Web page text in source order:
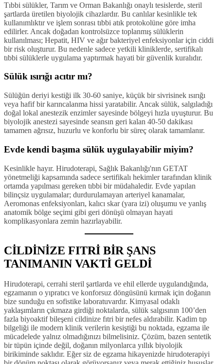
Tıbbi sülükler, Tarım ve Orman Bakanlığı onaylı tesislerde, steril
şartlarda üretilen biyolojik cihazlardır. Bu canlılar kesinlikle tek
kullanımlıktır ve işlem sonrası tıbbi atık protokolüne göre imha
edilirler. Ancak doğadan kontrolsüzce toplanmış sülüklerin
kullanılması; Hepatit, HIV ve ağır bakteriyel enfeksiyonlar için ciddi
bir risk oluşturur. Bu nedenle sadece yetkili kliniklerde, sertifikalı
tıbbi sülüklerle uygulama yaptırmak hayati bir güvenlik kuralıdır.
Sülük ısırığı acıtır mı?
Sülüğün deriyi kestiği ilk 30-60 saniye, küçük bir sivrisinek ısırığı
veya hafif bir karıncalanma hissi yaratabilir. Ancak sülük, salgıladığı
doğal lokal anestezik enzimler sayesinde bölgeyi hızla uyuşturur. Bu
biyolojik anestezi sayesinde seansın geri kalan 40-50 dakikası
tamamen ağrısız, huzurlu ve konforlu bir süreç olarak tamamlanır.
Evde kendi başıma sülük uygulayabilir miyim?
Kesinlikle hayır. Hirudoterapi, Sağlık Bakanlığı'nın GETAT
yönetmeliği kapsamında sadece sertifikalı hekimler tarafından klinik
ortamda yapılması gereken tıbbi bir müdahaledir. Evde yapılan
bilinçsiz uygulamalar; durdurulamayan arteriyel kanamalar,
Aeromonas enfeksiyonları, kalıcı skar (yara izi) oluşumu ve yanlış
anatomik bölge seçimi gibi geri dönüşü olmayan hayati
komplikasyonlara zemin hazırlayabilir.
CİLDİNİZE FITRİ BİR ŞANS
TANIMANIN VAKTİ GELDİ
Hirudoterapi, cerrahi steril şartlarda ve ehil ellerde uygulandığında,
egzamanın o yıpratıcı ve konforsuz döngüsünü kırmak için doğanın
bize sunduğu en sofistike laboratuvardır. Kimyasal odaklı
yaklaşımların çıkmaza girdiği noktalarda, sülük salgısının 100’den
fazla biyoaktif bileşeni cildinize fıtri bir nefes aldırabilir. Kadim tıp
bilgeliği ile modern klinik verilerin kesiştiği bu noktada, egzama ile
mücadelede yalnız olmadığınızı bilmelisiniz. Çözüm, bazen sentetik
bir tüpün içinde değil, doğanın milyonlarca yıllık biyolojik
birikiminde saklıdır. Eğer siz de egzama hikayenizde hirudoterapiyi